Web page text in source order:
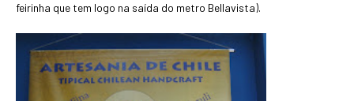
feirinha que tem logo na saída do metro Bellavista).